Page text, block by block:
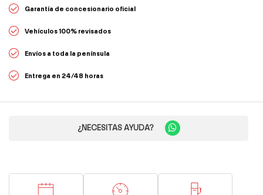
Garantía de concesionario oficial
Vehículos 100% revisados
Envíos a toda la península
Entrega en 24/48 horas
¿NECESITAS AYUDA?